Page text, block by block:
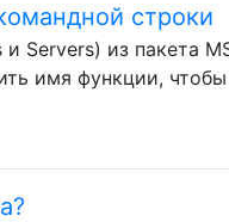
строки
Servers) из пакета
имя функции, чтобы